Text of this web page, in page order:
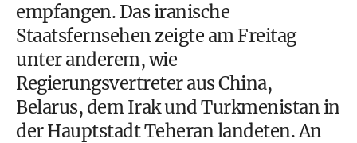
empfangen. Das iranische
Staatsfernsehen zeigte am Freitag
unter anderem, wie
Regierungsvertreter aus China,
Belarus, dem Irak und Turkmenistan in
der Hauptstadt Teheran landeten. An